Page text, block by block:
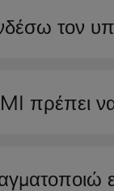
τον
πρέπει